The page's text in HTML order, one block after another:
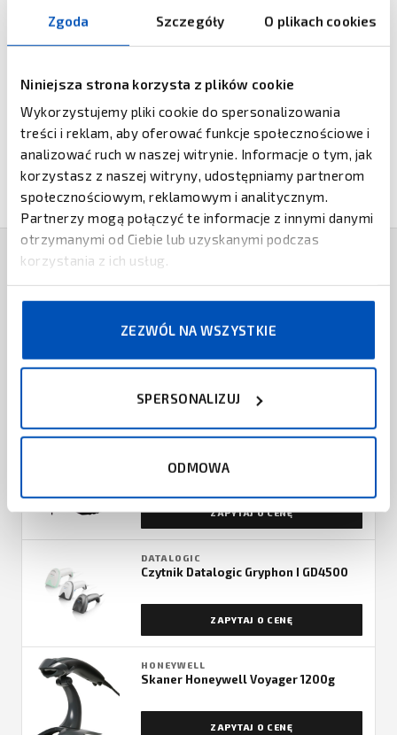
Zgoda Szczegóły O plikach cookies
Niniejsza strona korzysta z plików cookie
Wykorzystujemy pliki cookie do spersonalizowania
treści i reklam, aby oferować funkcje społecznościowe i
analizować ruch w naszej witrynie. Informacje o tym, jak
korzystasz z naszej witryny, udostępniamy partnerom
społecznościowym, reklamowym i analitycznym.
Partnerzy mogą połączyć te informacje z innymi danymi
otrzymanymi od Ciebie lub uzyskanymi podczas
korzystania z ich usług.
ZEZWÓL NA WSZYSTKIE
SPERSONALIZUJ
ODMOWA
widzenia maszynowego - wszystko to dzięki prostemu
Więcej informacji znajduje się w broszurze
dostępnej poniżej.
DATALOGIC
Czytnik Datalogic QuickScan QM2500
ZAPYTAJ O CENĘ
Skaner Sick IDM14x
ZAPYTAJ O CENĘ
DATALOGIC
Czytnik Datalogic Gryphon I GD4500
ZAPYTAJ O CENĘ
HONEYWELL
Skaner Honeywell Voyager 1200g
ZAPYTAJ O CENĘ